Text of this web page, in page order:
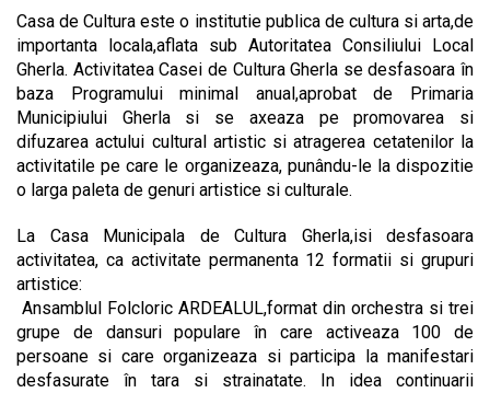
Casa de Cultura este o institutie publica de cultura si arta,de
importanta locala,aflata sub Autoritatea Consiliului Local
Gherla. Activitatea Casei de Cultura Gherla se desfasoara în
baza Programului minimal anual,aprobat de Primaria
Municipiului Gherla si se axeaza pe promovarea si
difuzarea actului cultural artistic si atragerea cetatenilor la
activitatile pe care le organizeaza, punându-le la dispozitie
o larga paleta de genuri artistice si culturale.
La Casa Municipala de Cultura Gherla,isi desfasoara
activitatea, ca activitate permanenta 12 formatii si grupuri
artistice:
 Ansamblul Folcloric ARDEALUL,format din orchestra si trei
grupe de dansuri populare în care activeaza 100 de
persoane si care organizeaza si participa la manifestari
desfasurate în tara si strainatate. In idea continuarii